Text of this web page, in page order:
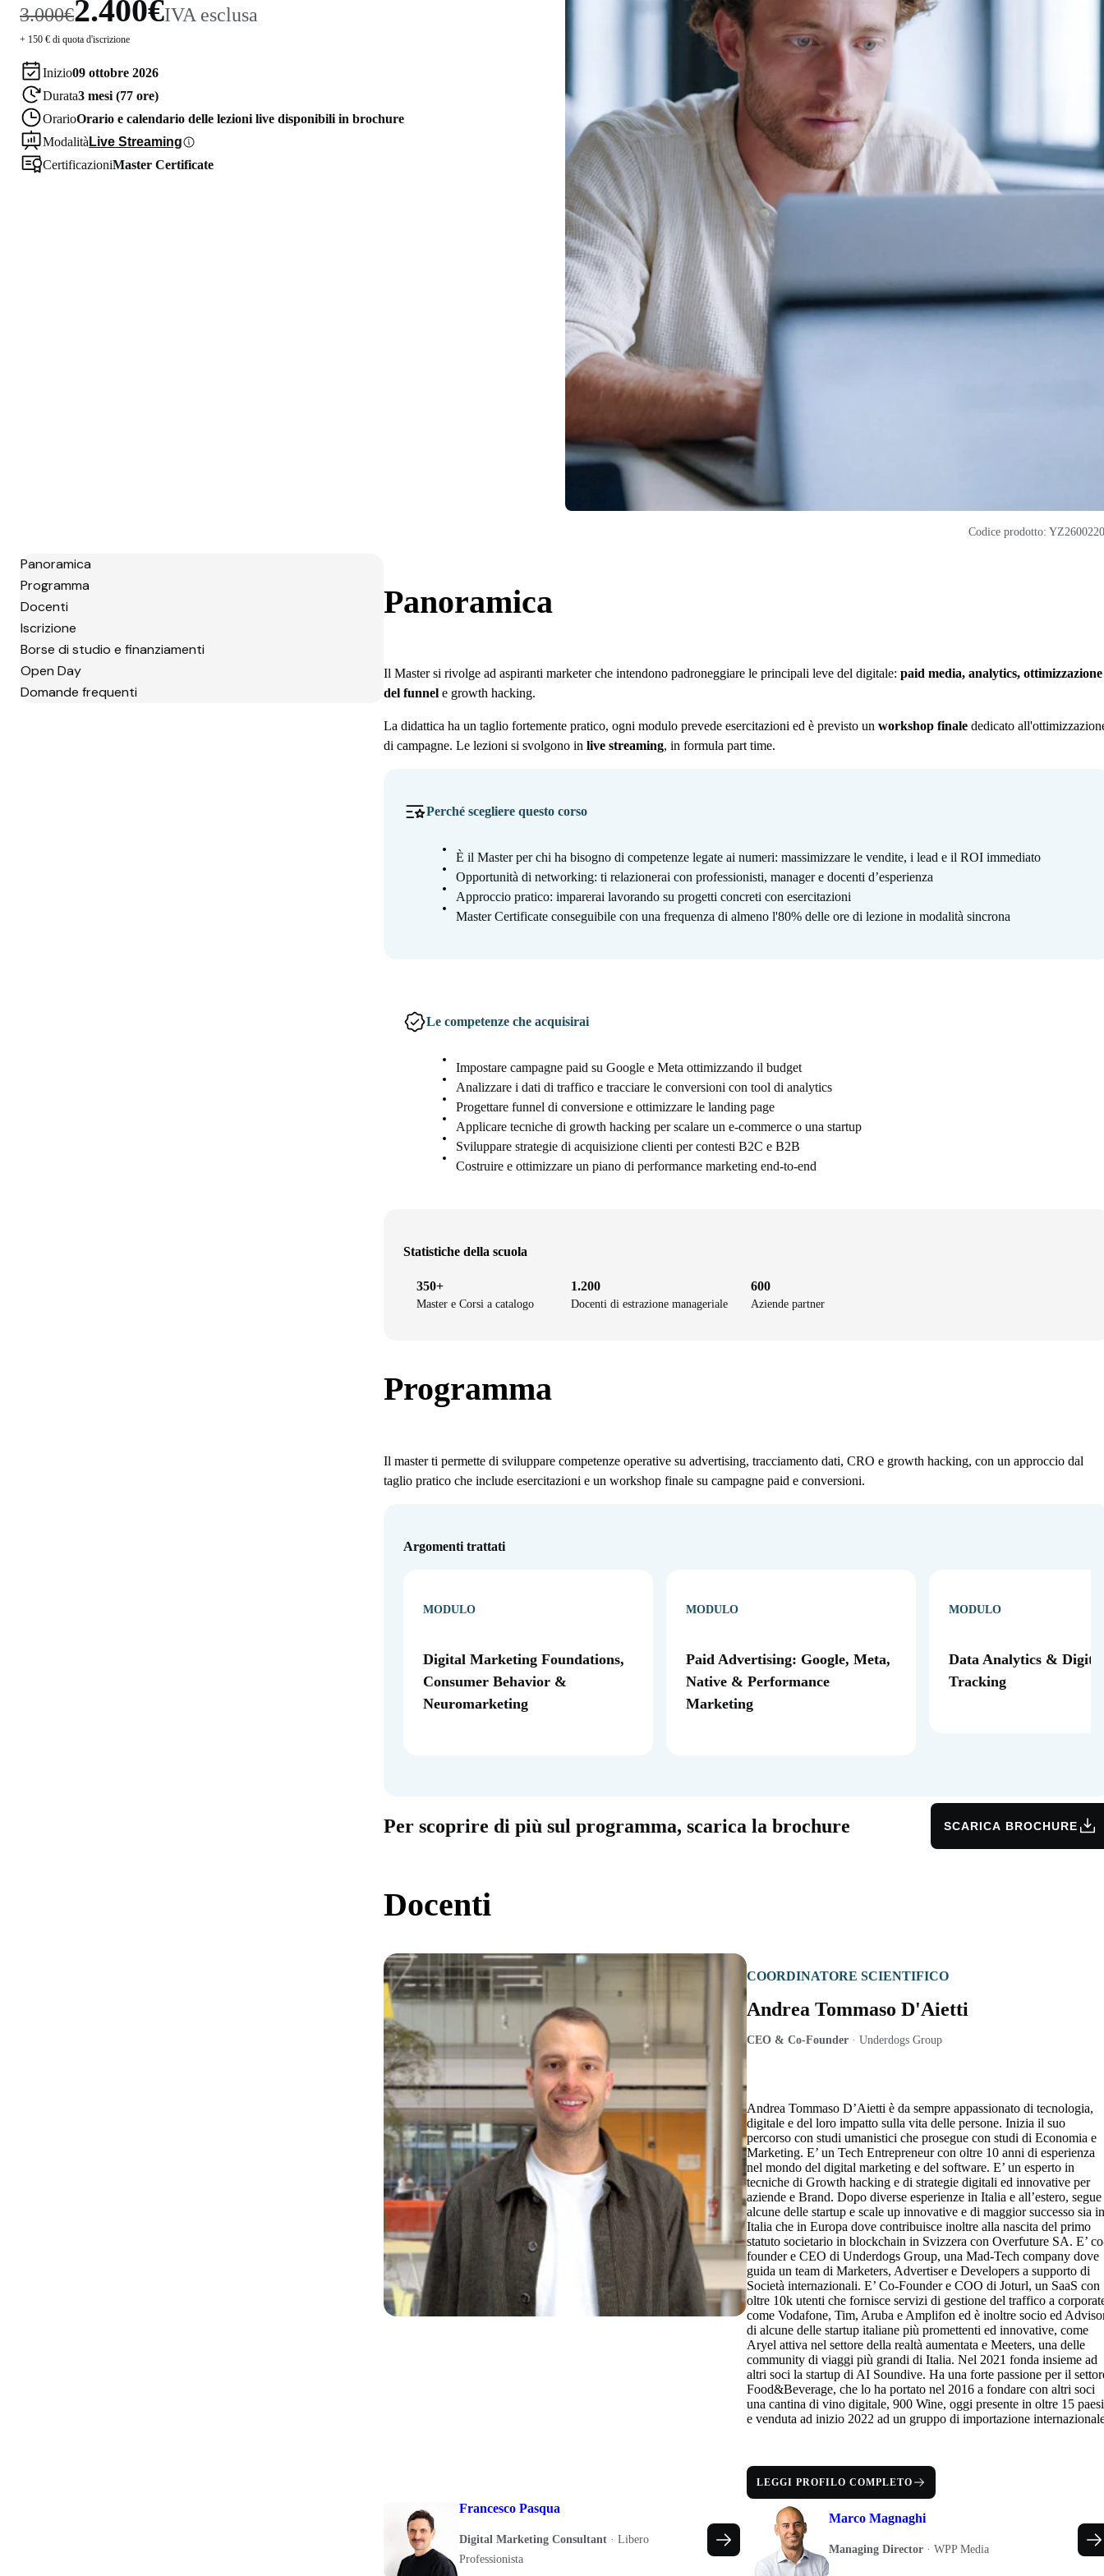
3.000€2.400€IVA esclusa
+ 150 € di quota d'iscrizione
Inizio09 ottobre 2026
Durata3 mesi (77 ore)
OrarioOrario e calendario delle lezioni live disponibili in brochure
Modalità Live Streaming
CertificazioniMaster Certificate
Codice prodotto:
Panoramica
Programma
Docenti
Iscrizione
Borse di studio e finanziamenti
Open Day
Domande frequenti
Panoramica
Il Master si rivolge ad aspiranti marketer che intendono padroneggiare le principali leve del digitale: paid media, analytics, ottimizzazione
del funnele growth hacking.
La didattica ha un taglio fortemente pratico, ogni modulo prevede esercitazioni ed è previsto un workshop finalededicato
di campagne. Le lezioni si svolgono in live streaming, in formula part time.
Perché scegliere questo corso
È il Master per chi ha bisogno di competenze legate ai numeri: massimizzare le vendite, i lead e il ROI immediato
Opportunità di networking: ti relazionerai con professionisti, manager e docenti d’esperienza
Approccio pratico: imparerai lavorando su progetti concreti con esercitazioni
Master Certificate conseguibile con una frequenza di almeno l'80% delle ore di lezione in modalità sincrona
Le competenze che acquisirai
Impostare campagne paid su Google e Meta ottimizzando il budget
Analizzare i dati di traffico e tracciare le conversioni con tool di analytics
Progettare funnel di conversione e ottimizzare le landing page
Applicare tecniche di growth hacking per scalare un e-commerce o una startup
Sviluppare strategie di acquisizione clienti per contesti B2C e B2B
Costruire e ottimizzare un piano di performance marketing end-to-end
Statistiche della scuola
350+
Master e Corsi a catalogo
1.200
Docenti di estrazione manageriale
600
Aziende partner
Programma
Il master ti permette di sviluppare competenze operative su advertising, tracciamento dati, CRO e growth hacking, con un approccio dal
taglio pratico che include esercitazioni e un workshop finale su campagne paid e conversioni.
Argomenti trattati
MODULO
Digital Marketing Foundations,
Consumer Behavior &
Neuromarketing
MODULO
Paid Advertising: Google, Meta,
Native & Performance
Marketing
MODULO
Data Analytics & Digital
Tracking
Per scoprire di più sul programma, scarica la brochure SCARICA BROCHURE
Docenti
COORDINATORE SCIENTIFICO
Andrea Tommaso D'Aietti
CEO & Co-Founder · Underdogs Group
Andrea Tommaso D’Aietti è da sempre appassionato di tecnologia,
digitale e del loro impatto sulla vita delle persone. Inizia il suo
percorso con studi umanistici che prosegue con studi di Economia e
Marketing. E’ un Tech Entrepreneur con oltre 10 anni di esperienza
nel mondo del digital marketing e del software. E’ un esperto in
tecniche di Growth hacking e di strategie digitali ed innovative per
aziende e Brand. Dopo diverse esperienze in Italia e all’estero, segue
alcune delle startup e scale up innovative e di maggior successo sia
Italia che in Europa dove contribuisce inoltre alla nascita del primo
statuto societario in blockchain in Svizzera con Overfuture SA. E’
founder e CEO di Underdogs Group, una Mad-Tech company dove
guida un team di Marketers, Advertiser e Developers a supporto di
Società internazionali. E’ Co-Founder e COO di Joturl, un SaaS con
oltre 10k utenti che fornisce servizi di gestione del traffico a
come Vodafone, Tim, Aruba e Amplifon ed è inoltre socio ed
di alcune delle startup italiane più promettenti ed innovative, come
Aryel attiva nel settore della realtà aumentata e Meeters, una delle
community di viaggi più grandi di Italia. Nel 2021 fonda insieme ad
altri soci la startup di AI Soundive. Ha una forte passione per il
Food&Beverage, che lo ha portato nel 2016 a fondare con altri soci
una cantina di vino digitale, 900 Wine, oggi presente in oltre 15 paesi
e venduta ad inizio 2022 ad un gruppo di importazione
LEGGI PROFILO COMPLETO
Francesco Pasqua
Digital Marketing Consultant · Libero
Professionista
Marco Magnaghi
Managing Director · WPP Media